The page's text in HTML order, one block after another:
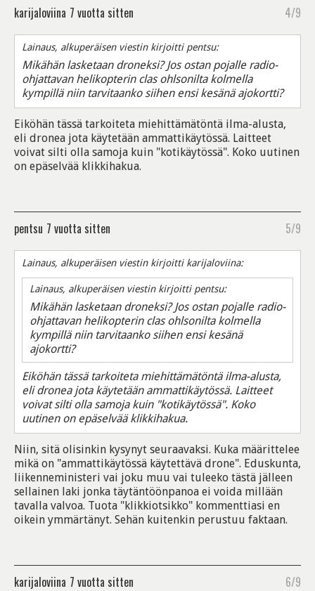
karijaloviina 7 vuotta sitten 4/9
Lainaus, alkuperäisen viestin kirjoitti pentsu:
Mikähän lasketaan droneksi? Jos ostan pojalle radio-
ohjattavan helikopterin clas ohlsonilta kolmella
kympillä niin tarvitaanko siihen ensi kesänä ajokortti?
Eiköhän tässä tarkoiteta miehittämätöntä ilma-alusta,
eli dronea jota käytetään ammattikäytössä. Laitteet
voivat silti olla samoja kuin "kotikäytössä". Koko uutinen
on epäselvää klikkihakua.
pentsu 7 vuotta sitten 5/9
Lainaus, alkuperäisen viestin kirjoitti karijaloviina:
Lainaus, alkuperäisen viestin kirjoitti pentsu:
Mikähän lasketaan droneksi? Jos ostan pojalle radio-
ohjattavan helikopterin clas ohlsonilta kolmella
kympillä niin tarvitaanko siihen ensi kesänä
ajokortti?
Eiköhän tässä tarkoiteta miehittämätöntä ilma-alusta,
eli dronea jota käytetään ammattikäytössä. Laitteet
voivat silti olla samoja kuin "kotikäytössä". Koko
uutinen on epäselvää klikkihakua.
Niin, sitä olisinkin kysynyt seuraavaksi. Kuka määrittelee
mikä on "ammattikäytössä käytettävä drone". Eduskunta,
liikenneministeri vai joku muu vai tuleeko tästä jälleen
sellainen laki jonka täytäntöönpanoa ei voida millään
tavalla valvoa. Tuota "klikkiotsikko" kommenttiasi en
oikein ymmärtänyt. Sehän kuitenkin perustuu faktaan.
karijaloviina 7 vuotta sitten 6/9